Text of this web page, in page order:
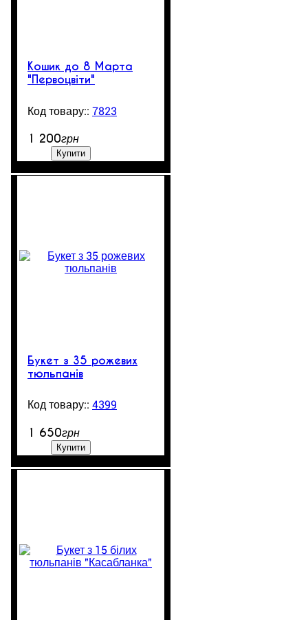
Кошик до 8 Марта
"Первоцвіти"
7823
1 200грн
Купити
Букет з 35 рожевих
тюльпанів
4399
1 650грн
Купити